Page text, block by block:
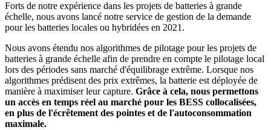
Forts de notre expérience dans les projets de batteries à grande
échelle, nous avons lancé notre service de gestion de la demande
pour les batteries locales ou hybridées en 2021.
Nous avons étendu nos algorithmes de pilotage pour les projets de
batteries à grande échelle afin de prendre en compte le pilotage local
lors des périodes sans marché d'équilibrage extrême. Lorsque nos
algorithmes prédisent des prix extrêmes, la batterie est déployée de
manière à maximiser leur capture. Grâce à cela, nous permettons
un accès en temps réel au marché pour les BESS collocalisées,
en plus de l'écrêtement des pointes et de l'autoconsommation
maximale.